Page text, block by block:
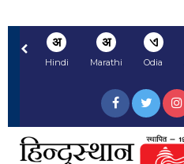
अ
Hindi
अ
Marathi
ଏ
Odia